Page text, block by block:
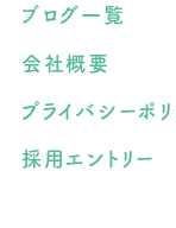
ブログ一覧
会社概要
プライバシーポ
採用エントリー